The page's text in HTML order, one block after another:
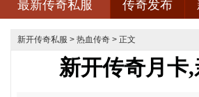
最新传奇私服 传奇发布
新开传奇私服 > 热血传奇 > 正文
新开传奇月卡